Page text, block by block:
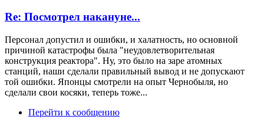
Re: Посмотрел накануне...
Персонал допустил и ошибки, и халатность, но основной
причиной катастрофы была "неудовлетворительная
конструкция реактора". Ну, это было на заре атомных
станций, наши сделали правильный вывод и не допускают
той ошибки. Японцы смотрели на опыт Чернобыля, но
сделали свои косяки, теперь тоже...
Перейти к сообщению